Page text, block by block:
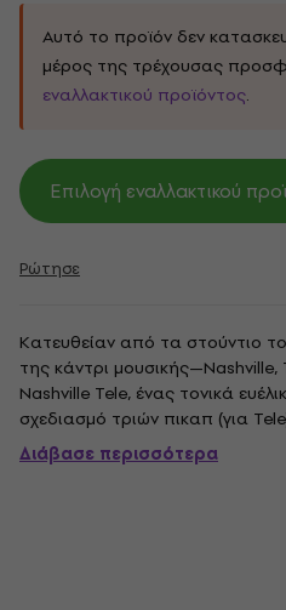
Αυτό το προϊόν δεν
μέρος της τρέχουσας
εναλλακτικού προϊόντος.
Επιλογή εναλλακτικού
Ρώτησε
Κατευθείαν από τα στούντιο
της κάντρι
Nashville Tele, ένας τονικά
σχεδιασμό τριών πικαπ (για
στην οικογένεια Fender, αυτό το
ουρλιάζει με ευέλικτο ήχο που
Διάβασε περισσότερα